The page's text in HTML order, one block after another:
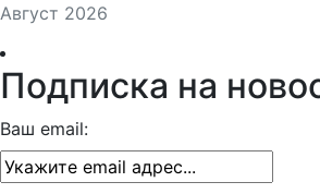
Август 2026
Подписка на
Ваш email: